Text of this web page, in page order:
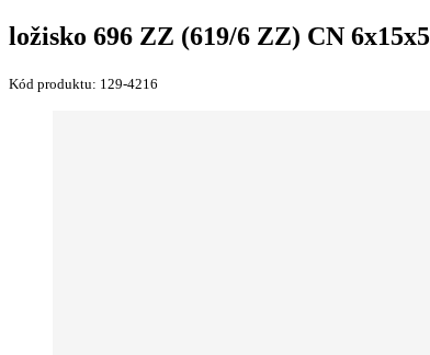
ložisko 696 ZZ (619/6 ZZ) CN
Kód produktu: 129-4216